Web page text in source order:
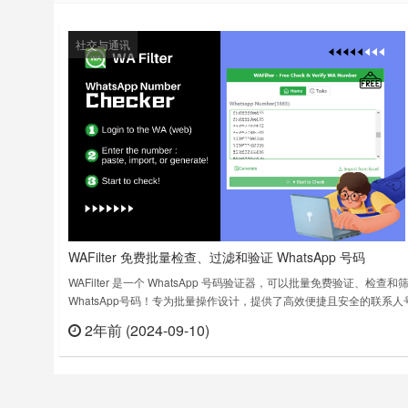
社交与通讯
WAFilter 免费批量检查、过滤和验证 WhatsApp 号码
WAFilter 是一个 WhatsApp 号码验证器，可以批量免费验证、检查和
WhatsApp号码！专为批量操作设计，提供了高效便捷且安全的联系人
所有查询号码，然后点击“开始查询”，查看是否有WhatsApp号码批量列
表。✓ 验证批量列表✓ 验证来自任何国……
2年前 (2024-09-10)